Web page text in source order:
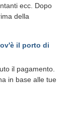
ecc. Dopo
della
il porto di
il pagamento.
in base alle tue